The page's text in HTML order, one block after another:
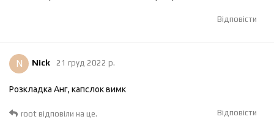
Відповісти
N Nick 21 груд 2022 р.
Розкладка Анг, капслок вимк
Відповісти
root відповіли на це.